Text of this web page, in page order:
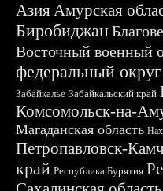
АзияАмурская
Биробиджан
Восточный военный
федеральный округ
Забайкалье Забайкальский край
Комсомольск-на-
Магаданская область
Петропавловск-
край Республика Бурятия